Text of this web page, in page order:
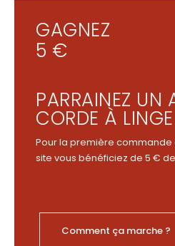
GAGNEZ
5 €
PARRAINEZ UN
CORDE À LINGE
Pour la première commande
site vous bénéficiez de 5 €
Comment ça marche ?